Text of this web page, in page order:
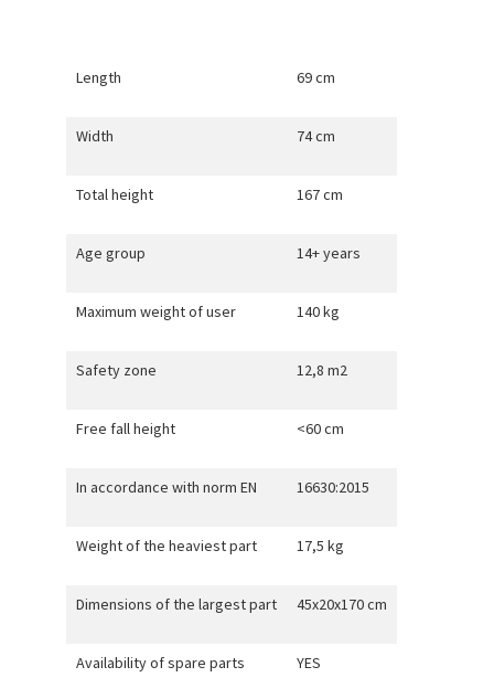
Length 69 cm
Width 74 cm
Total height 167 cm
Age group 14+ years
Maximum weight of user 140 kg
Safety zone 12,8 m2
Free fall height <60 cm
In accordance with norm EN 16630:2015
Weight of the heaviest part 17,5 kg
Dimensions of the largest part 45x20x170 cm
Availability of spare parts YES